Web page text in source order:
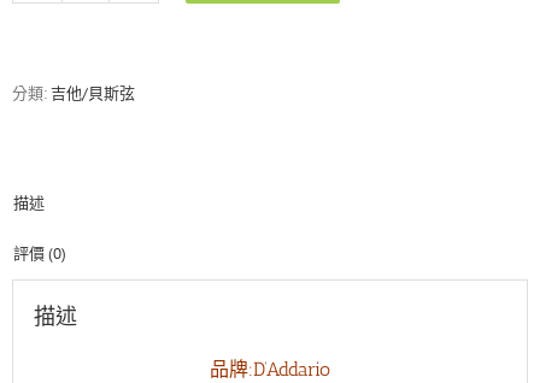
青
數
分類:吉他/貝斯弦
描述
評價 (0)
描述
品牌:D’Addario